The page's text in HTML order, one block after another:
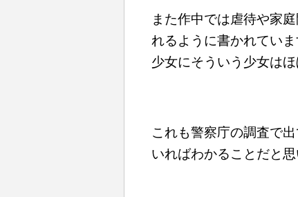
また作中では虐待や家
れるように書かれてい
少女にそういう少女はほ
これも警察庁の調査で
いればわかることだと思